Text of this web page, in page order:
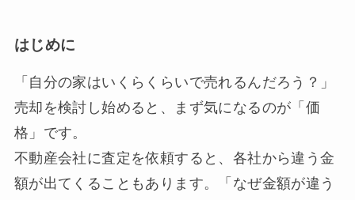
はじめに
「自分の家はいくらくらいで売れるんだろう？」
売却を検討し始めると、まず気になるのが「価
格」です。
不動産会社に査定を依頼すると、各社から違う金
額が出てくることもあります。「なぜ金額が違う